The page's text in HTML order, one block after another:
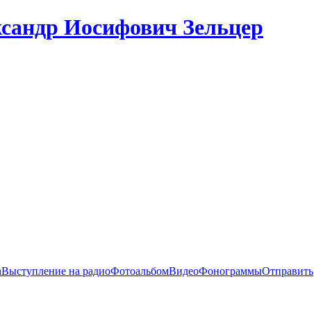
Иосифович Зельцер
Выступление на радиоФотоальбомВидеоФонограммыОтправить